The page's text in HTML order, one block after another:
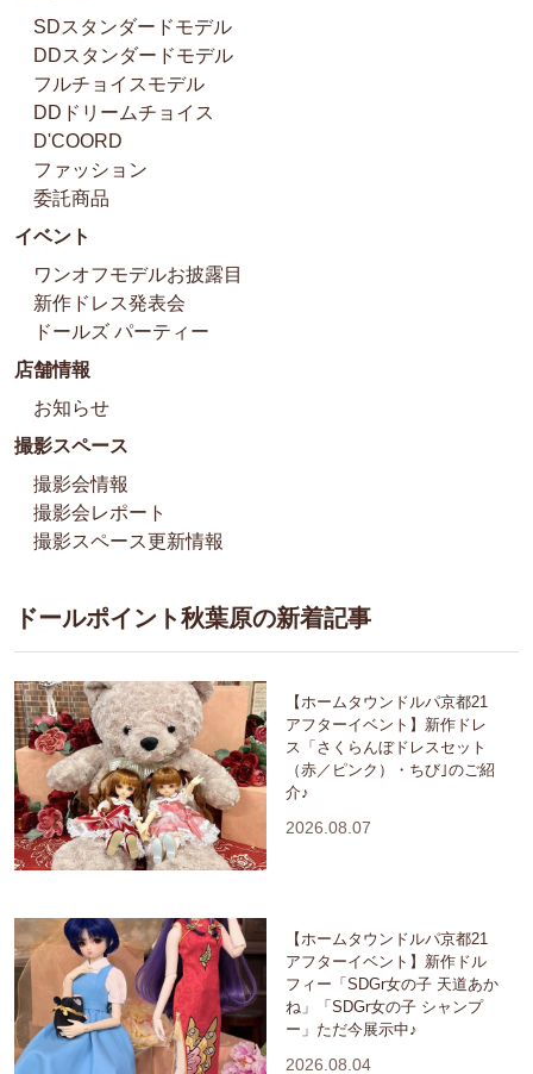
SDスタンダードモデル
DDスタンダードモデル
フルチョイスモデル
DDドリームチョイス
D'COORD
ファッション
委託商品
イベント
ワンオフモデルお披露目
新作ドレス発表会
ドールズ パーティー
店舗情報
お知らせ
撮影スペース
撮影会情報
撮影会レポート
撮影スペース更新情報
ドールポイント秋葉原の新着記事
【ホームタウンドルパ京都21
アフターイベント】新作ドレ
ス「さくらんぼドレスセット
（赤／ピンク）・ちび｣のご紹
介♪
2026.08.07
【ホームタウンドルパ京都21
アフターイベント】新作ドル
フィー「SDGr女の子 天道あか
ね」「SDGr女の子 シャンプ
ー」ただ今展示中♪
2026.08.04